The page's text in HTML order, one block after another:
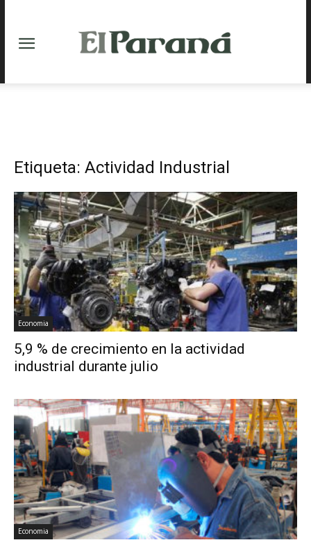
Etiqueta: Actividad Industrial
Economia
5,9 % de crecimiento en la actividad
industrial durante julio
Economia